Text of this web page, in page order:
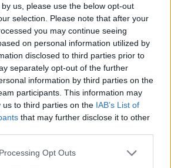
us, please use the below opt-out
selection. Please note that after your
you may continue seeing
on personal information utilized by
disclosed to third parties prior to
separately opt-out of the further
information by third parties on the
participants. This information may
us to third parties on the IAB’s List of
that may further disclose it to other
Opt Outs
d'Hiver 93241
le 14 mai